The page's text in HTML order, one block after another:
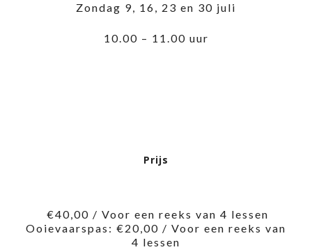
Zondag 9, 16, 23 en 30 juli
10.00 – 11.00 uur
Prijs
€40,00 / Voor een reeks van 4 lessen
Ooievaarspas: €20,00 / Voor een reeks van
4 lessen